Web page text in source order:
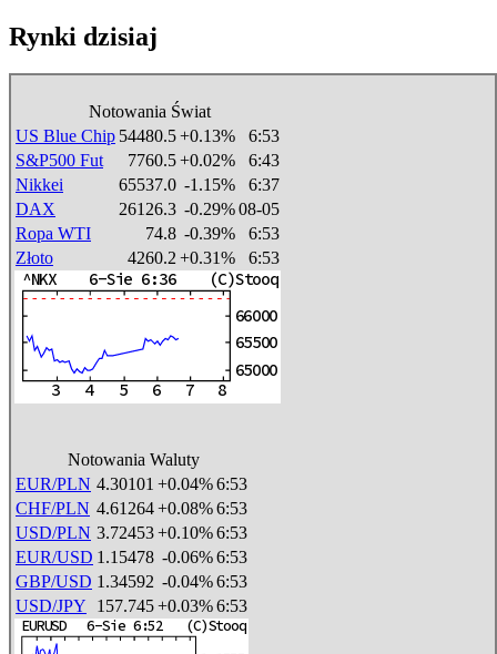
Rynki dzisiaj
Notowania Świat
US Blue Chip 54480.5+0.13%
6:53
S&P500 Fut
7760.5+0.02%
6:43
Nikkei
65537.0 -1.15%
6:37
DAX
26126.3 -0.29%08-05
Ropa WTI
74.8 -0.39%
6:53
Złoto
4260.2+0.31% 6:53
Notowania Waluty
EUR/PLN 4.30101 +0.04%6:53
CHF/PLN 4.61264+0.08%6:53
USD/PLN 3.72453+0.10%6:53
EUR/USD 1.15478 -0.06%6:53
GBP/USD 1.34592 -0.04%6:53
USD/JPY
157.745+0.03%6:53